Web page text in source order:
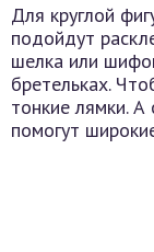
Для круглой
подойдут
шелка или
бретельках.
тонкие лямки.
помогут